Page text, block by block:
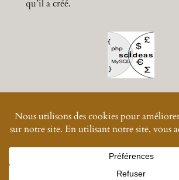
qu’il a créé.
© 2024-2026Muratmusiques
Vos données personnelles
Designed with great difficulty with